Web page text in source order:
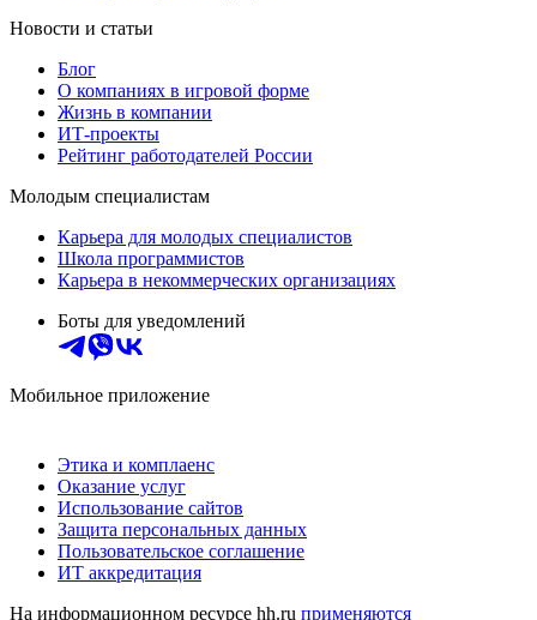
Новости и статьи
Блог
О компаниях в игровой форме
Жизнь в компании
ИТ-проекты
Рейтинг работодателей России
Молодым специалистам
Карьера для молодых специалистов
Школа программистов
Карьера в некоммерческих организациях
Боты для уведомлений
Мобильное приложение
Этика и комплаенс
Оказание услуг
Использование сайтов
Защита персональных данных
Пользовательское соглашение
ИТ аккредитация
На информационном ресурсе hh.ru применяются